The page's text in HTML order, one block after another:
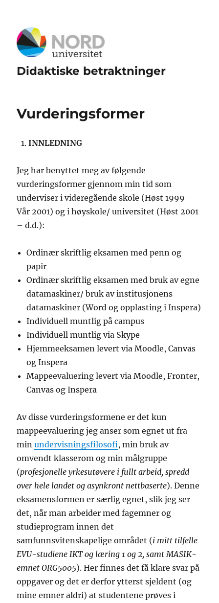
Didaktiske betraktninger
Vurderingsformer
INNLEDNING
Jeg har benyttet meg av følgende
vurderingsformer gjennom min tid som
underviser i videregående skole (Høst 1999 –
Vår 2001) og i høyskole/ universitet (Høst 2001
– d.d.):
Ordinær skriftlig eksamen med penn og
papir
Ordinær skriftlig eksamen med bruk av egne
datamaskiner/ bruk av institusjonens
datamaskiner (Word og opplasting i Inspera)
Individuell muntlig på campus
Individuell muntlig via Skype
Hjemmeeksamen levert via Moodle, Canvas
og Inspera
Mappeevaluering levert via Moodle, Fronter,
Canvas og Inspera
Av disse vurderingsformene er det kun
mappeevaluering jeg anser som egnet ut fra
minundervisningsfilosofi, min bruk av
omvendt klasserom og min målgruppe
(profesjonelle yrkesutøvere i fullt arbeid, spredd
over hele landet og asynkront nettbaserte). Denne
eksamensformen er særlig egnet, slik jeg ser
det, når man arbeider med fagemner og
studieprogram innen det
samfunnsvitenskapelige området (i mitt tilfelle
EVU-studiene IKT og læring 1 og 2, samt MASIK-
emnet ORG5005). Her finnes det få klare svar på
oppgaver og det er derfor ytterst sjeldent (og
mine emner aldri) at studentene prøves i